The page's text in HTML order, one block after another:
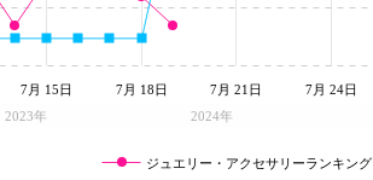
2023年 2024年
7月 15日 7月 18日 7月 21日 7月 24日
ジュエリー・アクセサリーランキング